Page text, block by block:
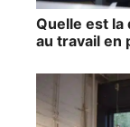
Quelle est la
au travail en